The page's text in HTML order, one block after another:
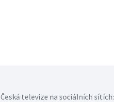
Česká televize na sociálních sítích: